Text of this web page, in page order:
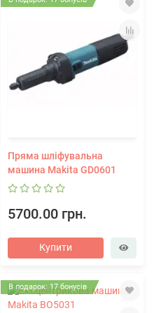
Пряма шліфувальна
машина Makita GD0601
5700.00 грн.
Купити
В подарок: 17 бонусів